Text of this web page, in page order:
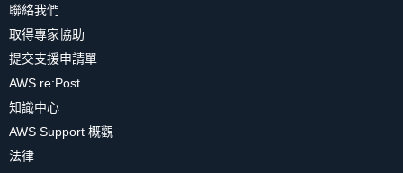
聯絡我們
取得專家協助
提交支援申請單
AWS re:Post
知識中心
AWS Support 概觀
法律